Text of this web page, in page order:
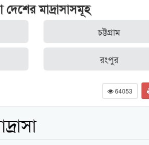
দেশের মাদ্রাসাসমূহ
চট্টগ্রাম
রংপুর
64053